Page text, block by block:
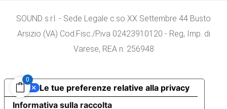
SOUND s.r.l. - Sede Legale c.so XX Settembre 44 Busto
Arsizio (VA) Cod.Fisc./P.iva 02423910120 - Reg, Imp. di
Varese, REA n. 256948
0
Informativa sulla raccolta
Le tue preferenze relative alla privacy